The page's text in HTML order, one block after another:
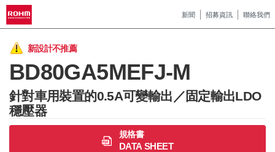
新聞 招募資訊 聯絡我們
新設計不推薦
BD80GA5MEFJ-M
針對車用裝置的0.5A可變輸出／固定輸出LDO
穩壓器
規格書
DATA SHEET